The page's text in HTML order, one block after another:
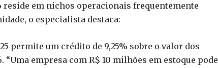
reside em nichos operacionais frequentemente
o especialista destaca:
permite um crédito de 9,25% sobre o valor dos
“Uma empresa com R$ 10 milhões em estoque pode